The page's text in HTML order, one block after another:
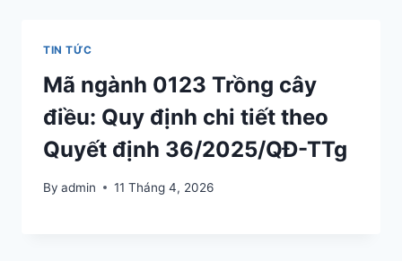
TIN TỨC
Mã ngành 0123 Trồng cây
điều: Quy định chi tiết theo
Quyết định 36/2025/QĐ-TTg
By admin 11 Tháng 4, 2026